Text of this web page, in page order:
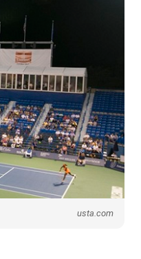
usta.com